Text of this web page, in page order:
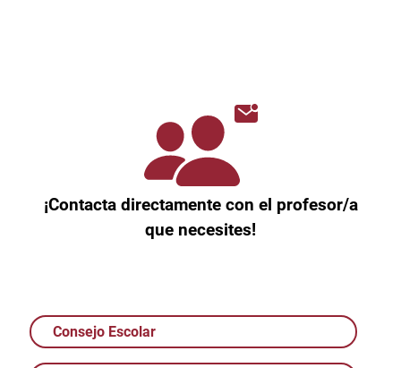
¡Contacta directamente con el profesor/a
que necesites!
Consejo Escolar